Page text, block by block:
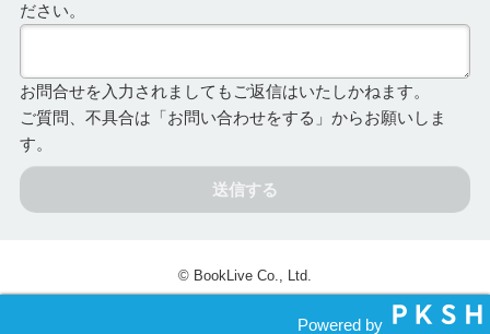
ださい。
お問合せを入力されましてもご返信はいたしかねます。
ご質問、不具合は「お問い合わせをする」からお願いしま
す。
送信する
© BookLive Co., Ltd.
Powered by